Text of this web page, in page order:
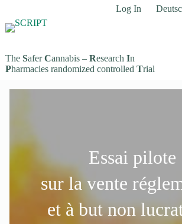
contenu
Log In
The SaferCannabis – Research In
Pharmacies randomized controlled Trial
Essai pilote
sur la vente
et à but non